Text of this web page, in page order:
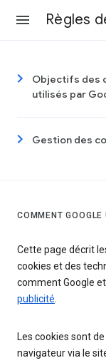
Objectifs des
utilisés par
Gestion des
COMMENT
Cette page décrit
cookies et des
comment Google
publicité.
Les cookies sont
navigateur via le